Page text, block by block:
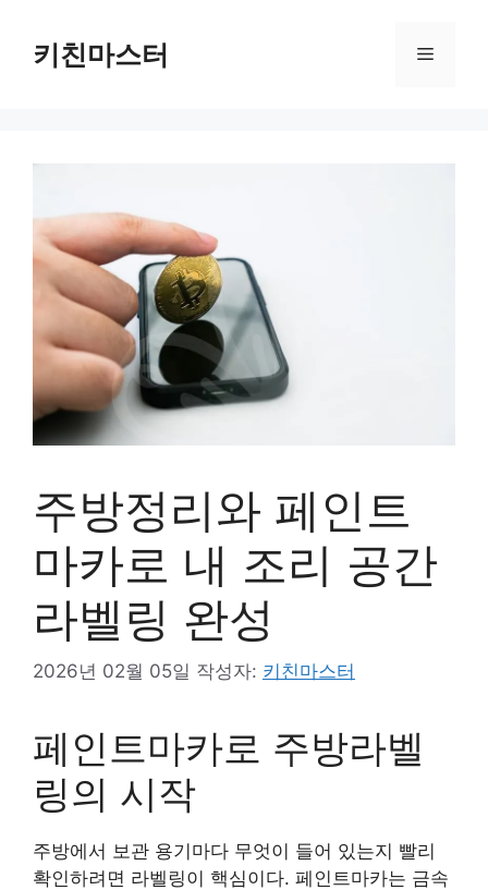
키친마스터 메
주방정리와 페인트
마카로 내 조리 공간
라벨링 완성
2026년 02월 05일 작성자: 키친마스터
페인트마카로 주방라벨
링의 시작
주방에서 보관 용기마다 무엇이 들어 있는지 빨리
확인하려면 라벨링이 핵심이다. 페인트마카는 금속